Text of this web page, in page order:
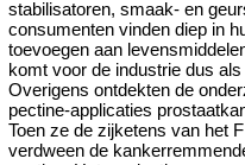
stabilisatoren, smaak- en
consumenten vinden diep in
toevoegen aan
komt voor de industrie dus
Overigens ontdekten de
pectine-applicaties
Toen ze de zijketens van het
verdween de